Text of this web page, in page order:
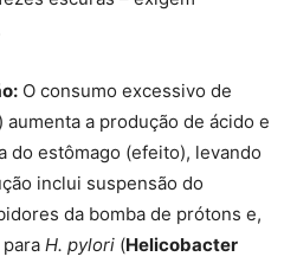
O consumo excessivo de
a produção de ácido e
do estômago (efeito), levando
inclui suspensão do
da bomba de prótons e,
H. pylori (Helicobacter